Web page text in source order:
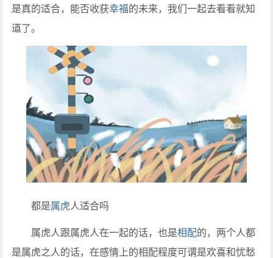
是真的适合，能否收获幸福的未来，我们一起去看看就知
道了。
都是属虎人适合吗
属虎人跟属虎人在一起的话，也是相配的，两个人都
是属虎之人的话，在感情上的相配程度可谓是欢喜和忧愁